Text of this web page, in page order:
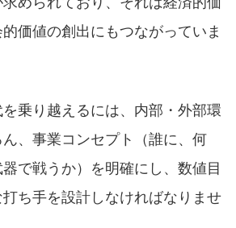
価値の創出にもつながっていま
乗り越えるには、内部・外部環
、事業コンセプト（誰に、何
で戦うか）を明確にし、数値目
ち手を設計しなければなりませ